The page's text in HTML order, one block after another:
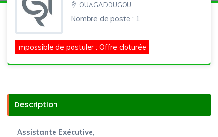
OUAGADOUGOU
Nombre de poste : 1
Impossible de postuler : Offre cloturée
Description
Assistante Exécutive,